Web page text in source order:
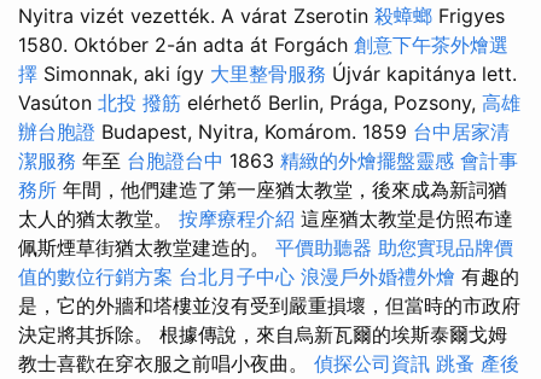
Nyitra vizét vezették. A várat Zserotin 殺蟑螂 Frigyes
1580. Október 2-án adta át Forgách 創意下午茶外燴選
擇 Simonnak, aki így 大里整骨服務 Újvár kapitánya lett.
Vasúton 北投 撥筋 elérhető Berlin, Prága, Pozsony, 高雄
辦台胞證 Budapest, Nyitra, Komárom. 1859 台中居家清
潔服務 年至 台胞證台中 1863 精緻的外燴擺盤靈感 會計事
務所 年間，他們建造了第一座猶太教堂，後來成為新詞猶
太人的猶太教堂。 按摩療程介紹 這座猶太教堂是仿照布達
佩斯煙草街猶太教堂建造的​​。 平價助聽器 助您實現品牌價
值的數位行銷方案 台北月子中心 浪漫戶外婚禮外燴 有趣的
是，它的外牆和塔樓並沒有受到嚴重損壞，但當時的市政府
決定將其拆除。 根據傳說，來自烏新瓦爾的埃斯泰爾戈姆
教士喜歡在穿衣服之前唱小夜曲。 偵探公司資訊 跳蚤 產後